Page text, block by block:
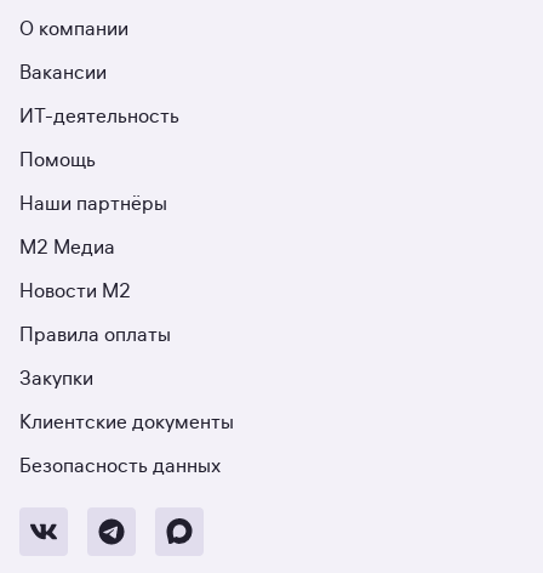
О компании
Вакансии
ИТ-деятельность
Помощь
Наши партнёры
М2 Медиа
Новости М2
Правила оплаты
Закупки
Клиентские документы
Безопасность данных